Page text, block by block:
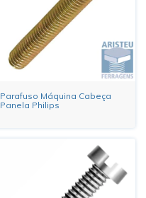
Parafuso Máquina Cabeça
Panela Philips